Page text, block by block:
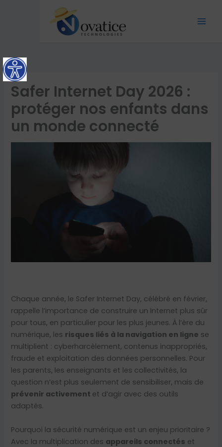
Safer Internet Day 2026 :
protéger nos enfants dans
un monde connecté
Chaque année, le Safer Internet Day, célébré en février,
rappelle l’importance de construire un Internet plus sûr
pour tous, en particulier pour les plus jeunes. À l’ère du
numérique, les risques liés à la navigation en ligne se
multiplient : cyberharcèlement, contenus inappropriés,
fraude et exploitation des données personnelles. Pour
les parents, les enseignants et les collectivités, la
question n’est plus seulement de sensibiliser, mais de
prévenir activement et d’agir avec des outils
adaptés.
Pourquoi la sécurité numérique est un enjeu prioritaire ?
Avec la multiplication des appareils connectés et